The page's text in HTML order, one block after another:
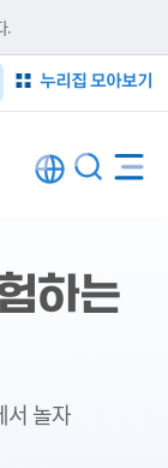
.
누리집 모아보기
하는
서 놀자